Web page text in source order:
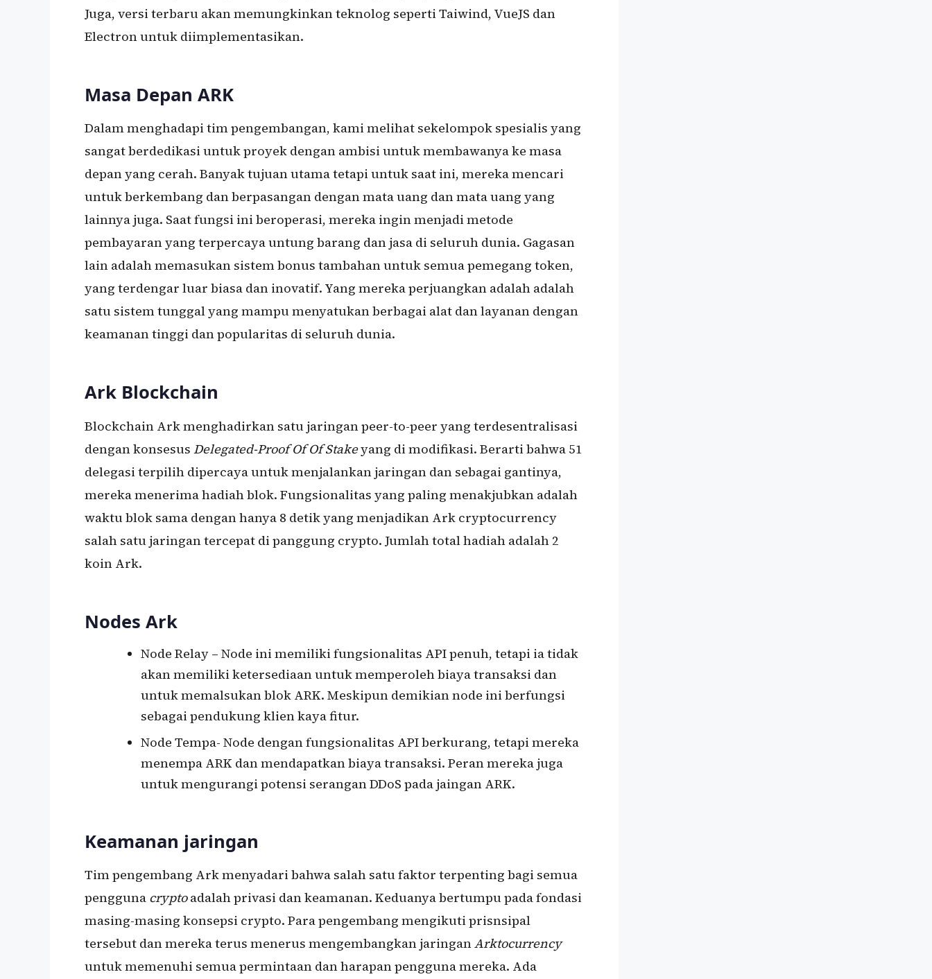
Juga, versi terbaru akan memungkinkan teknolog seperti Taiwind, VueJS dan
Electron untuk diimplementasikan.
Masa Depan ARK
Dalam menghadapi tim pengembangan, kami melihat sekelompok spesialis yang
sangat berdedikasi untuk proyek dengan ambisi untuk membawanya ke masa
depan yang cerah. Banyak tujuan utama tetapi untuk saat ini, mereka mencari
untuk berkembang dan berpasangan dengan mata uang dan mata uang yang
lainnya juga. Saat fungsi ini beroperasi, mereka ingin menjadi metode
pembayaran yang terpercaya untung barang dan jasa di seluruh dunia. Gagasan
lain adalah memasukan sistem bonus tambahan untuk semua pemegang token,
yang terdengar luar biasa dan inovatif. Yang mereka perjuangkan adalah adalah
satu sistem tunggal yang mampu menyatukan berbagai alat dan layanan dengan
keamanan tinggi dan popularitas di seluruh dunia.
Ark Blockchain
Blockchain Ark menghadirkan satu jaringan peer-to-peer yang terdesentralisasi
dengan konsesus Delegated-Proof Of Of Stakeyang di modifikasi. Berarti bahwa 51
delegasi terpilih dipercaya untuk menjalankan jaringan dan sebagai gantinya,
mereka menerima hadiah blok. Fungsionalitas yang paling menakjubkan adalah
waktu blok sama dengan hanya 8 detik yang menjadikan Ark cryptocurrency
salah satu jaringan tercepat di panggung crypto. Jumlah total hadiah adalah 2
koin Ark.
Nodes Ark
Node Relay – Node ini memiliki fungsionalitas API penuh, tetapi ia tidak
akan memiliki ketersediaan untuk memperoleh biaya transaksi dan
untuk memalsukan blok ARK. Meskipun demikian node ini berfungsi
sebagai pendukung klien kaya fitur.
Node Tempa- Node dengan fungsionalitas API berkurang, tetapi mereka
menempa ARK dan mendapatkan biaya transaksi. Peran mereka juga
untuk mengurangi potensi serangan DDoS pada jaingan ARK.
Keamanan jaringan
Tim pengembang Ark menyadari bahwa salah satu faktor terpenting bagi semua
pengguna cryptoadalah privasi dan keamanan. Keduanya bertumpu pada fondasi
masing-masing konsepsi crypto. Para pengembang mengikuti prisnsipal
tersebut dan mereka terus menerus mengembangkan jaringanArktocurrency
untuk memenuhi semua permintaan dan harapan pengguna mereka. Ada